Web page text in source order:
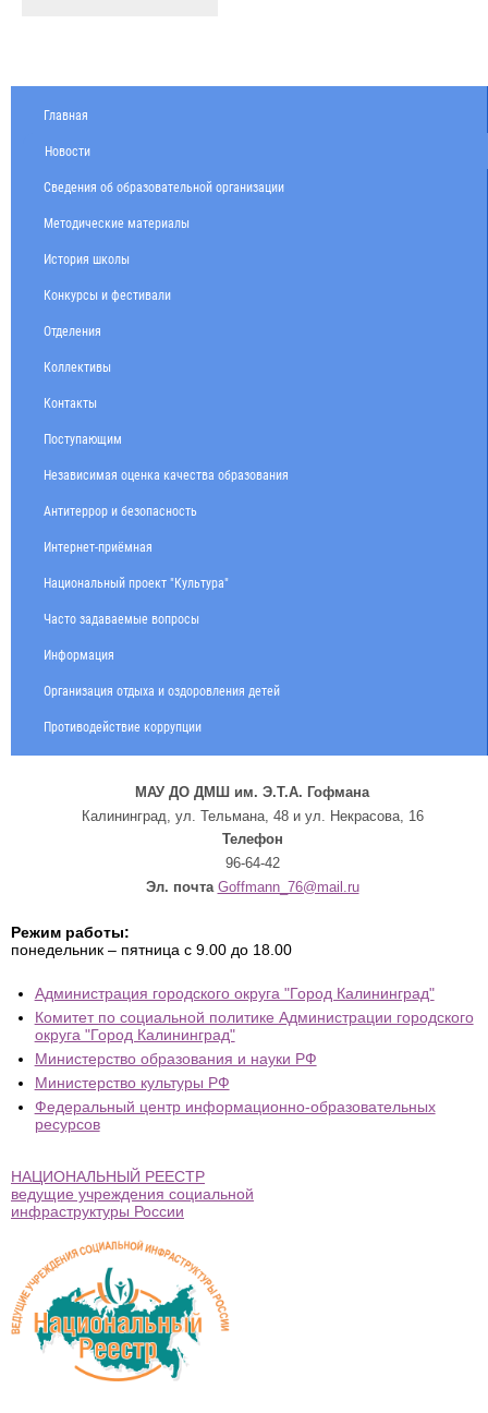
Главная
Новости
Сведения об образовательной организации
Методические материалы
История школы
Конкурсы и фестивали
Отделения
Коллективы
Контакты
Поступающим
Независимая оценка качества образования
Антитеррор и безопасность
Интернет-приёмная
Национальный проект "Культура"
Часто задаваемые вопросы
Информация
Организация отдыха и оздоровления детей
Противодействие коррупции
МАУ ДО ДМШ им. Э.Т.А. Гофмана
Калининград, ул. Тельмана, 48 и ул. Некрасова, 16
Телефон
96-64-42
Эл. почта Goffmann_76@mail.ru
Режим работы:
понедельник – пятница с 9.00 до 18.00
Администрация городского округа "Город Калининград"
Комитет по социальной политике Администрации городского
округа "Город Калининград"
Министерство образования и науки РФ
Министерство культуры РФ
Федеральный центр информационно-образовательных
ресурсов
НАЦИОНАЛЬНЫЙ РЕЕСТР
ведущие учреждения социальной
инфраструктуры России